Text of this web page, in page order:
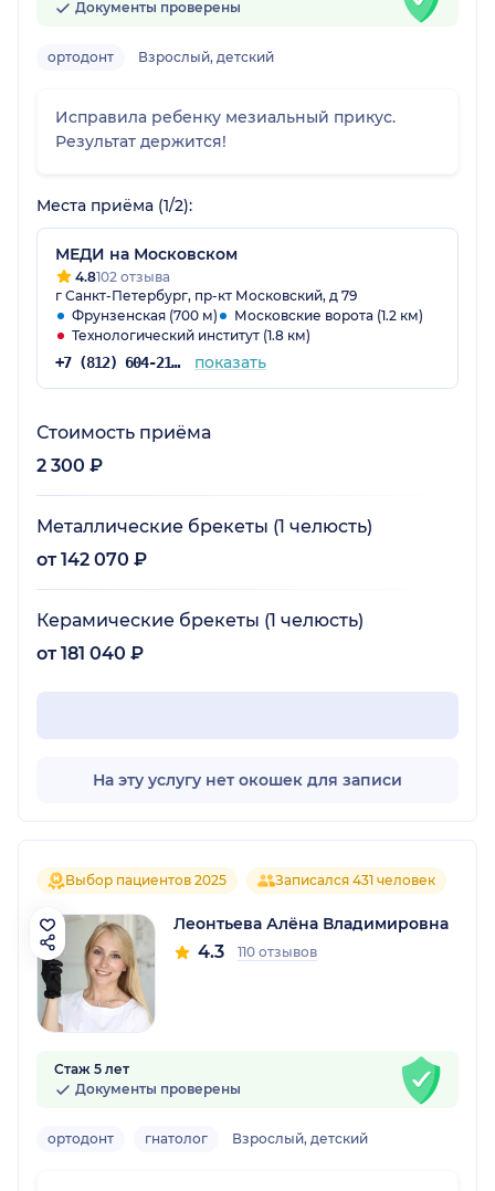
Документы проверены
ортодонт Взрослый, детский
Исправила ребенку мезиальный прикус.
Результат держится!
Места приёма (1/2):
МЕДИ на Московском
4.8102 отзыва
г Санкт-Петербург, пр-кт Московский, д 79
Фрунзенская (700 м)
Московские ворота (1.2 км)
Технологический институт (1.8 км)
+7 (812) 604-21-60 показать
Стоимость приёма
2 300 ₽
Металлические брекеты (1 челюсть)
от 142 070 ₽
Керамические брекеты (1 челюсть)
от 181 040 ₽
На эту услугу нет окошек для записи
Выбор пациентов 2025 Записался 431 человек
Леонтьева Алёна Владимировна
4.3 110 отзывов
Стаж 5 лет
Документы проверены
ортодонт гнатолог Взрослый, детский